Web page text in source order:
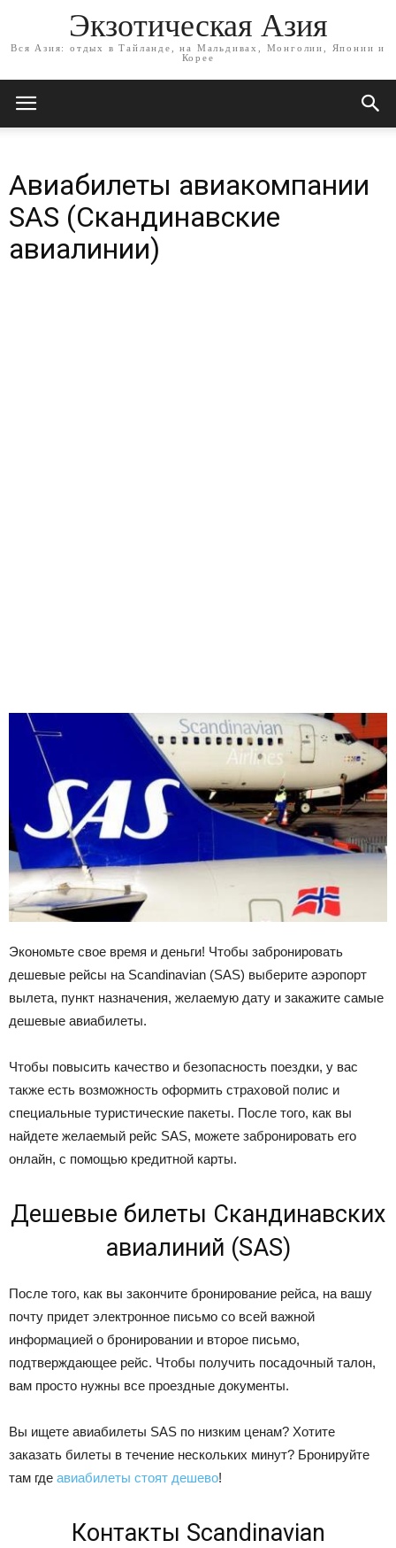
Экзотическая Азия
Вся Азия: отдых в Тайланде, на Мальдивах, Монголии, Японии и
Корее
Авиабилеты авиакомпании
SAS (Скандинавские
авиалинии)
Экономьте свое время и деньги! Чтобы забронировать
дешевые рейсы на Scandinavian (SAS) выберите аэропорт
вылета, пункт назначения, желаемую дату и закажите самые
дешевые авиабилеты.
Чтобы повысить качество и безопасность поездки, у вас
также есть возможность оформить страховой полис и
специальные туристические пакеты. После того, как вы
найдете желаемый рейс SAS, можете забронировать его
онлайн, с помощью кредитной карты.
Дешевые билеты Скандинавских
авиалиний (SAS)
После того, как вы закончите бронирование рейса, на вашу
почту придет электронное письмо со всей важной
информацией о бронировании и второе письмо,
подтверждающее рейс. Чтобы получить посадочный талон,
вам просто нужны все проездные документы.
Вы ищете авиабилеты SAS по низким ценам? Хотите
заказать билеты в течение нескольких минут? Бронируйте
там где авиабилеты стоят дешево!
Контакты Scandinavian